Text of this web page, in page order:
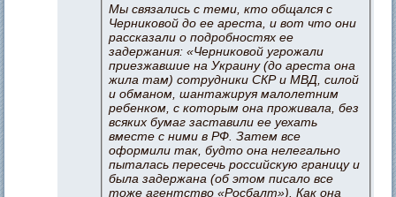
Мы связались с теми, кто общался с
Черниковой до ее ареста, и вот что они
рассказали о подробностях ее
задержания: «Черниковой угрожали
приезжавшие на Украину (до ареста она
жила там) сотрудники СКР и МВД, силой
и обманом, шантажируя малолетним
ребенком, с которым она проживала, без
всяких бумаг заставили ее уехать
вместе с ними в РФ. Затем все
оформили так, будто она нелегально
пыталась пересечь российскую границу и
была задержана (об этом писало все
тоже агентство «Росбалт»). Как она